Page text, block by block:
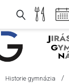
Historie gymnázia /